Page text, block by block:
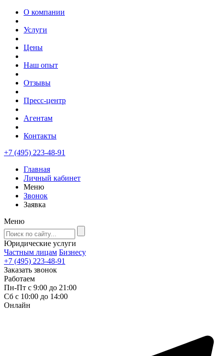
О компании
Услуги
Цены
Наш опыт
Отзывы
Пресс-центр
Агентам
Контакты
+7 (495) 223-48-91
Главная
Личный кабинет
Меню
Звонок
Заявка
Меню
Юридические услуги
Частным лицам Бизнесу
+7 (495) 223-48-91
Заказать звонок
Работаем
Пн-Пт с 9:00 до 21:00
Сб с 10:00 до 14:00
Онлайн